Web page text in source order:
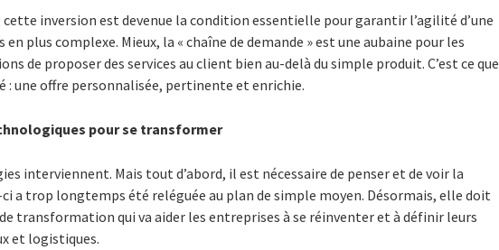
cette inversion est devenue la condition essentielle pour garantir l’agilité d’une
plus complexe. Mieux, la « chaîne de demande » est une aubaine pour les
de proposer des services au client bien au-delà du simple produit. C’est ce que
: une offre personnalisée, pertinente et enrichie.
pour se transformer
interviennent. Mais tout d’abord, il est nécessaire de penser et de voir la
a trop longtemps été reléguée au plan de simple moyen. Désormais, elle doit
transformation qui va aider les entreprises à se réinventer et à définir leurs
et logistiques.